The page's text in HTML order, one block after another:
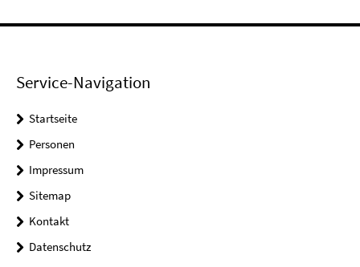
Service-Navigation
Startseite
Personen
Impressum
Sitemap
Kontakt
Datenschutz